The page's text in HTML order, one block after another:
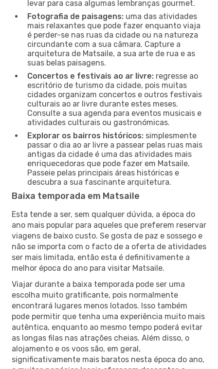
levar para casa algumas lembranças gourmet.
Fotografia de paisagens: uma das atividades
mais relaxantes que pode fazer enquanto viaja
é perder-se nas ruas da cidade ou na natureza
circundante com a sua câmara. Capture a
arquitetura de Matsaile, a sua arte de rua e as
suas belas paisagens.
Concertos e festivais ao ar livre: regresse ao
escritório de turismo da cidade, pois muitas
cidades organizam concertos e outros festivais
culturais ao ar livre durante estes meses.
Consulte a sua agenda para eventos musicais e
atividades culturais ou gastronómicas.
Explorar os bairros históricos: simplesmente
passar o dia ao ar livre a passear pelas ruas mais
antigas da cidade é uma das atividades mais
enriquecedoras que pode fazer em Matsaile.
Passeie pelas principais áreas históricas e
descubra a sua fascinante arquitetura.
Baixa temporada em Matsaile
Esta tende a ser, sem qualquer dúvida, a época do
ano mais popular para aqueles que preferem reservar
viagens de baixo custo. Se gosta de paz e sossego e
não se importa com o facto de a oferta de atividades
ser mais limitada, então esta é definitivamente a
melhor época do ano para visitar Matsaile.
Viajar durante a baixa temporada pode ser uma
escolha muito gratificante, pois normalmente
encontrará lugares menos lotados. Isso também
pode permitir que tenha uma experiência muito mais
autêntica, enquanto ao mesmo tempo poderá evitar
as longas filas nas atrações cheias. Além disso, o
alojamento e os voos são, em geral,
significativamente mais baratos nesta época do ano,